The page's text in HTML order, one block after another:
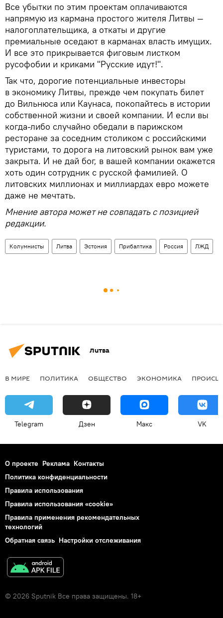
Все убытки по этим проектам оплачиваются
напрямую из кармана простого жителя Литвы —
налогоплательщика, а откаты и другие
премиальные оседают в карманах власть имущих.
И все это прикрывается фиговым листком
русофобии и криками "Русские идут!".
Так что, дорогие потенциальные инвесторы
в экономику Литвы, прежде чем покупать билет
до Вильнюса или Каунаса, покопайтесь в истории
собственной жизни и своей компании. И если вы
когда-либо случайно обедали в парижском
ресторане за соседним столиком с российскими
туристами, то дорога на литовский рынок вам уже
закрыта. И не дай бог, в вашей компании окажется
хоть один сотрудник с русской фамилией. О
литовских миллионах и миллиардах евро можете
даже не мечтать.
Мнение автора может не совпадать с позицией
редакции.
Колумнисты Литва Эстония Прибалтика Россия ЛЖД
Литва
В МИРЕ ПОЛИТИКА ОБЩЕСТВО ЭКОНОМИКА
Telegram Дзен Макс VK
О проекте Реклама Контакты
Политика конфиденциальности
Правила использования
Правила использования «cookie»
Правила применения рекомендательных
технологий
Обратная связь Настройки отслеживания
© 2026 Sputnik Все права защищены. 18+